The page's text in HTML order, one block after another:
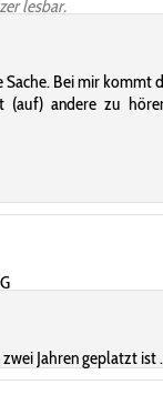
lesbar.
Bei mir kommt
(auf) andere zu
Jahren geplatzt ist